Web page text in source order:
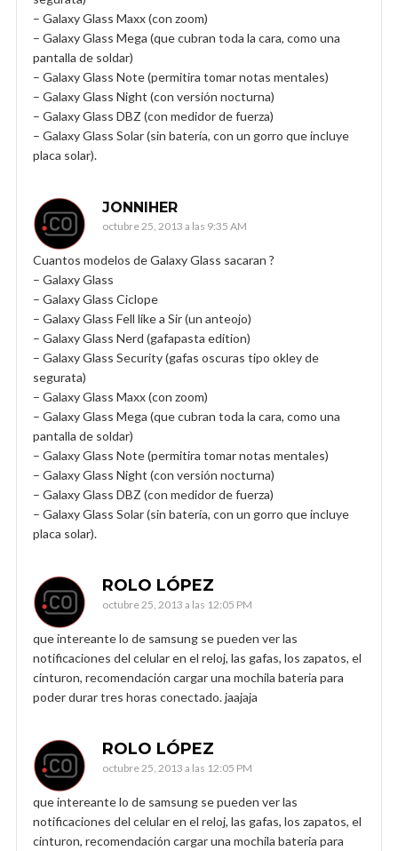
– Galaxy Glass Maxx (con zoom)
– Galaxy Glass Mega (que cubran toda la cara, como una
pantalla de soldar)
– Galaxy Glass Note (permitira tomar notas mentales)
– Galaxy Glass Night (con versión nocturna)
– Galaxy Glass DBZ (con medidor de fuerza)
– Galaxy Glass Solar (sin batería, con un gorro que incluye
placa solar).
JONNIHER
octubre 25, 2013 a las 9:35 AM
Cuantos modelos de Galaxy Glass sacaran ?
– Galaxy Glass
– Galaxy Glass Ciclope
– Galaxy Glass Fell like a Sir (un anteojo)
– Galaxy Glass Nerd (gafapasta edition)
– Galaxy Glass Security (gafas oscuras tipo okley de
segurata)
– Galaxy Glass Maxx (con zoom)
– Galaxy Glass Mega (que cubran toda la cara, como una
pantalla de soldar)
– Galaxy Glass Note (permitira tomar notas mentales)
– Galaxy Glass Night (con versión nocturna)
– Galaxy Glass DBZ (con medidor de fuerza)
– Galaxy Glass Solar (sin batería, con un gorro que incluye
placa solar).
ROLO LÓPEZ
octubre 25, 2013 a las 12:05 PM
que intereante lo de samsung se pueden ver las
notificaciones del celular en el reloj, las gafas, los zapatos, el
cinturon, recomendación cargar una mochila bateria para
poder durar tres horas conectado. jaajaja
ROLO LÓPEZ
octubre 25, 2013 a las 12:05 PM
que intereante lo de samsung se pueden ver las
notificaciones del celular en el reloj, las gafas, los zapatos, el
cinturon, recomendación cargar una mochila bateria para